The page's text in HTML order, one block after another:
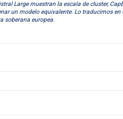
Large muestran la escala de cluster,
un modelo equivalente. Lo traducimos en
soberana europea.